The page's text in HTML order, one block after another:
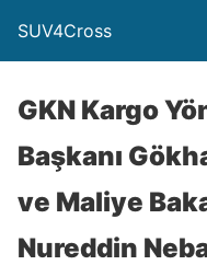
SUV4Cross
GKN Kargo
Başkanı
ve Maliye
Nureddin